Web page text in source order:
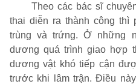
Theo các bác sĩ chuyên
thai diễn ra thành công
trùng và trứng. Ở những
dương quá trình giao hợp
dương vật khó tiếp cận
trước khi lâm trận. Điều